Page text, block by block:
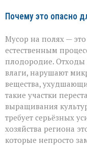
Почему это опасно
Мусор на полях —
естественным
плодородие. Отходы
влаги, нарушают
вещества,
такие участки
выращивания
требует серьёзных
хозяйства региона
которые непросто